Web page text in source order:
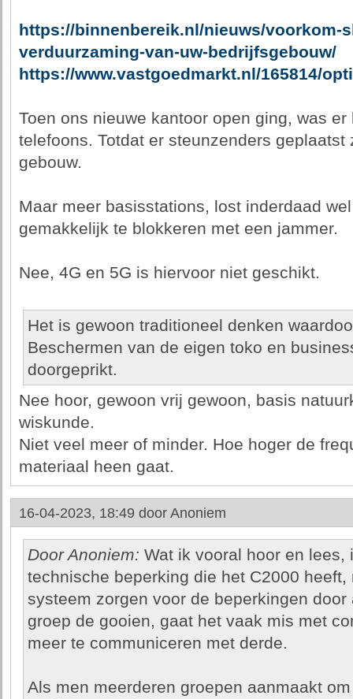
https://binnenbereik.nl/nieuws/voorkom-
verduurzaming-van-uw-bedrijfsgebouw/
https://www.vastgoedmarkt.nl/165814/
Toen ons nieuwe kantoor open ging, was
telefoons. Totdat er steunzenders
gebouw.
Maar meer basisstations, lost inderdaad
gemakkelijk te blokkeren met een jammer.
Nee, 4G en 5G is hiervoor niet geschikt.
Het is gewoon traditioneel denken
Beschermen van de eigen toko en
doorgeprikt.
Nee hoor, gewoon vrij gewoon, basis
wiskunde.
Niet veel meer of minder. Hoe hoger de
materiaal heen gaat.
16-04-2023, 18:49 door Anoniem
Door Anoniem: Wat ik vooral hoor en lees,
technische beperking die het C2000
systeem zorgen voor de beperkingen
groep de gooien, gaat het vaak mis met
meer te communiceren met derde.
Als men meerderen groepen aanmaakt